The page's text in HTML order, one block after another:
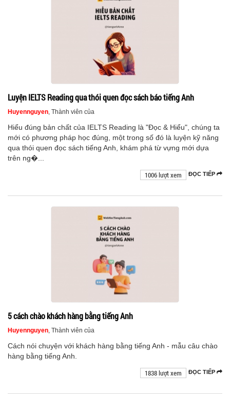
Luyện IELTS Reading qua thói quen đọc sách báo tiếng Anh
Huyennguyen , Thành viên của
Hiểu đúng bản chất của IELTS Reading là "Đọc & Hiểu", chúng ta
mới có phương pháp học đúng, một trong số đó là luyện kỹ năng
qua thói quen đọc sách tiếng Anh, khám phá từ vựng mới dựa
trên ng�...
ĐỌC TIẾP
1006 lượt xem
5 cách chào khách hàng bằng tiếng Anh
Huyennguyen , Thành viên của
Cách nói chuyện với khách hàng bằng tiếng Anh - mẫu câu chào
hàng bằng tiếng Anh.
ĐỌC TIẾP
1838 lượt xem